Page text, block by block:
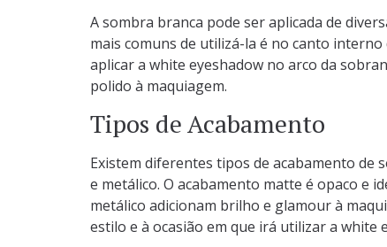
A sombra branca pode ser aplicada de
mais comuns de utilizá-la é no canto
aplicar a white eyeshadow no arco da
polido à maquiagem.
Tipos de Acabamento
Existem diferentes tipos de acabamento de
e metálico. O acabamento matte é opaco e
metálico adicionam brilho e glamour à
estilo e à ocasião em que irá utilizar a white